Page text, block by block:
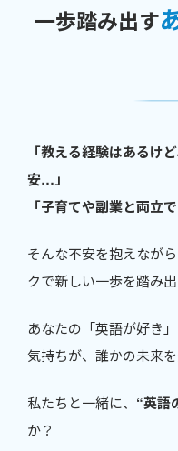
一歩踏み出す
「教える経験はあるけ
安…」
「子育てや副業と両立
そんな不安を抱えなが
クで新しい一歩を踏み出
あなたの「英語が好き
気持ちが、誰かの未来
私たちと一緒に、 “英語
か？